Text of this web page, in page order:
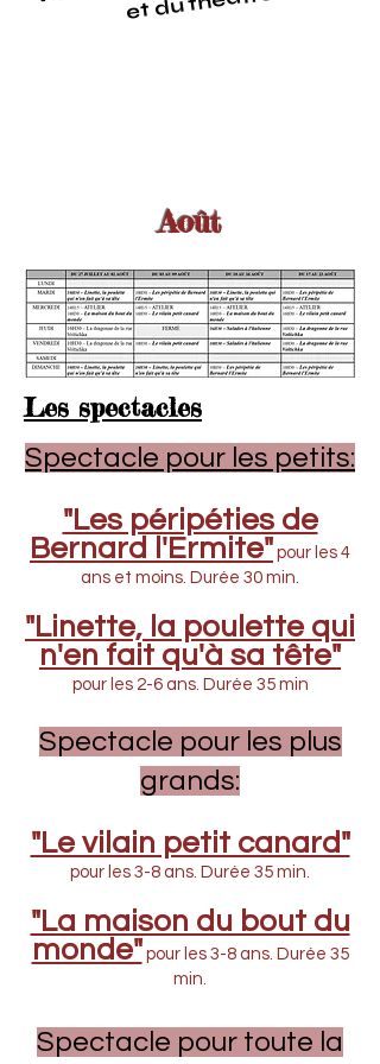
Août
Les spectacles
Spectacle pour les petits:
"Les péripéties de
Bernard l'Ermite" pour les 4
ans et moins. Durée 30 min.
"Linette, la poulette qui
n'en fait qu'à sa tête"
pour les 2-6 ans. Durée 35 min
Spectacle pour les plus
grands:
"Le vilain petit canard"
pour les 3-8 ans. Durée 35 min.
"La maison du bout du
monde" pour les 3-8 ans. Durée 35
min.
Spectacle pour toute la